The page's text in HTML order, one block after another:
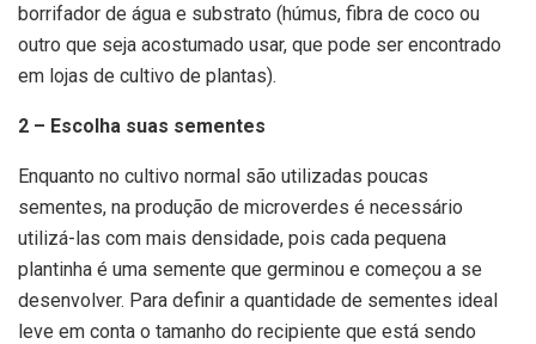
borrifador de água e substrato (húmus, fibra de coco ou
outro que seja acostumado usar, que pode ser encontrado
em lojas de cultivo de plantas).
2 – Escolha suas sementes
Enquanto no cultivo normal são utilizadas poucas
sementes, na produção de microverdes é necessário
utilizá-las com mais densidade, pois cada pequena
plantinha é uma semente que germinou e começou a se
desenvolver. Para definir a quantidade de sementes ideal
leve em conta o tamanho do recipiente que está sendo